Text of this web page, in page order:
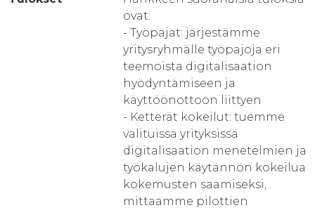
ovat:
- Työpajat: järjestämme
yritysryhmälle työpajoja eri
teemoista digitalisaation
hyödyntämiseen ja
käyttöönottoon liittyen
- Ketterät kokeilut: tuemme
valituissa yrityksissä
digitalisaation menetelmien ja
työkalujen käytännön kokeilua
kokemusten saamiseksi,
mittaamme pilottien